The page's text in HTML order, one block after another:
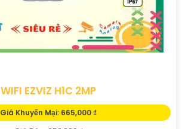
WIFI EZVIZ H1C 2MP
Giá Khuyến Mại: 665,000 ₫